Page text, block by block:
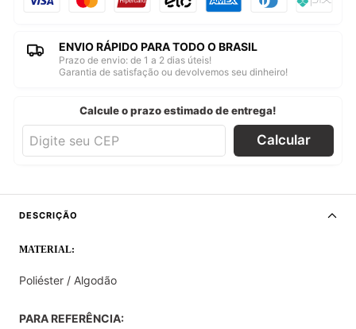
ENVIO RÁPIDO PARA TODO O BRASIL
Prazo de envio: de 1 a 2 dias úteis!
Garantia de satisfação ou devolvemos seu dinheiro!
Calcule o prazo estimado de entrega!
Calcular
DESCRIÇÃO
MATERIAL:
Poliéster / Algodão
PARA REFERÊNCIA: